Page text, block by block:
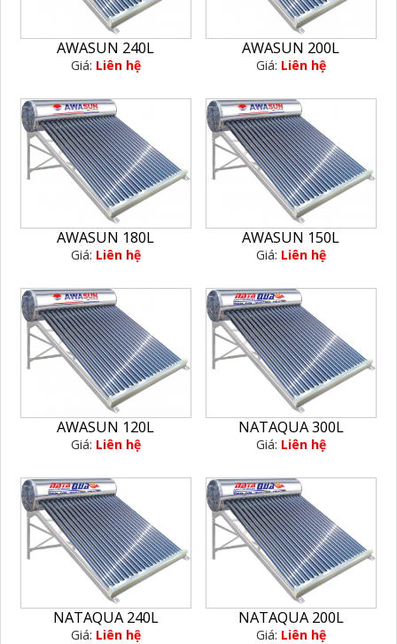
AWASUN 240L
Giá: Liên hệ
AWASUN 200L
Giá: Liên hệ
AWASUN 180L
Giá: Liên hệ
AWASUN 150L
Giá: Liên hệ
AWASUN 120L
Giá: Liên hệ
NATAQUA 300L
Giá: Liên hệ
NATAQUA 240L
Giá: Liên hệ
NATAQUA 200L
Giá: Liên hệ